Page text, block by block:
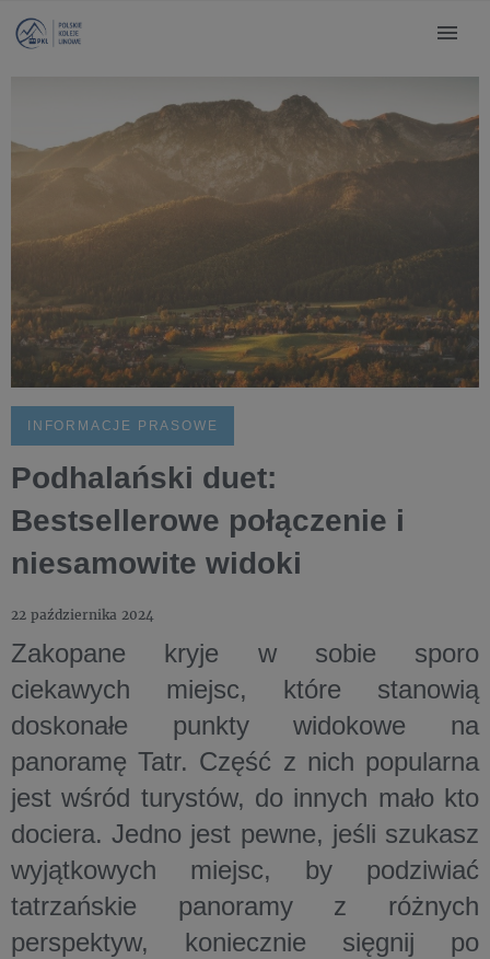
INFORMACJE PRASOWE
Podhalański duet:
Bestsellerowe połączenie i
niesamowite widoki
22 października 2024
Zakopane kryje w sobie sporo
ciekawych miejsc, które stanowią
doskonałe punkty widokowe na
panoramę Tatr. Część z nich popularna
jest wśród turystów, do innych mało kto
dociera. Jedno jest pewne, jeśli szukasz
wyjątkowych miejsc, by podziwiać
tatrzańskie panoramy z różnych
perspektyw, koniecznie sięgnij po